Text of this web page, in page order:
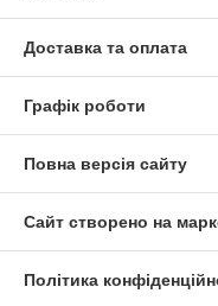
Доставка та оплата
Графік роботи
Повна версія сайту
Сайт створено на
Політика